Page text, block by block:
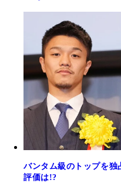
バンタム級のトップを独
評価は!?